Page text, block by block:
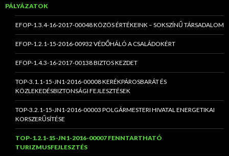
PÁLYÁZATOK
EFOP-1.3.4-16-2017-00048 KÖZÖS ÉRTÉKEINK – SOKSZÍNŰ TÁRSADALOM
EFOP-1.2.1-15-2016-00932 VÉDŐHÁLÓ A CSALÁDOKÉRT
EFOP-1.4.3-16-2017-00138 BIZTOS KEZDET
TOP-3.1.1-15-JN1-2016-00008 KERÉKPÁROSBARÁT ÉS
KÖZLEKEDÉSBIZTONSÁGI FEJLESZTÉSEK
TOP-3.2.1-15-JN1-2016-00003 POLGÁRMESTERI HIVATAL ENERGETIKAI
KORSZERŰSÍTÉSE
TOP-1.2.1-15-JN1-2016-00007 FENNTARTHATÓ
TURIZMUSFEJLESZTÉS